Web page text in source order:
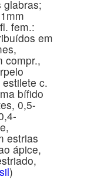
glabras;
fem.:
em
compr.,
c.
bífido
0,5-
estrias
ápice,
)